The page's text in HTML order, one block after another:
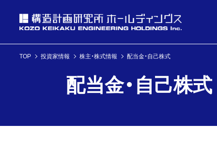
ニュース
理念・経営方針
理念・経営方針
投資家情報
企業情報
TOP 投資家情報 株主・株式情報 配当金・自己株式
配当金・自己株式